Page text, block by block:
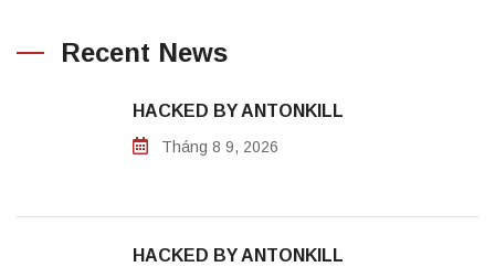
Recent News
HACKED BY ANTONKILL
Tháng 8 9, 2026
HACKED BY ANTONKILL